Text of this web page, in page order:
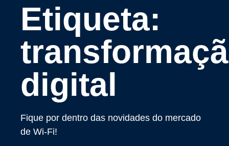
Etiqueta:
digital
Fique por dentro das novidades do mercado
de Wi-Fi!